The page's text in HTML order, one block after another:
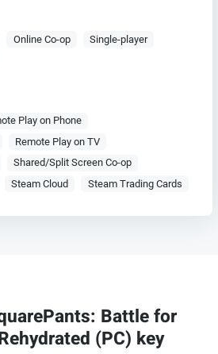
Online Co-op
Single-player
Play on Phone
Remote Play on TV
Shared/Split Screen Co-op
Steam Cloud Steam Trading Cards
Battle for
(PC) key